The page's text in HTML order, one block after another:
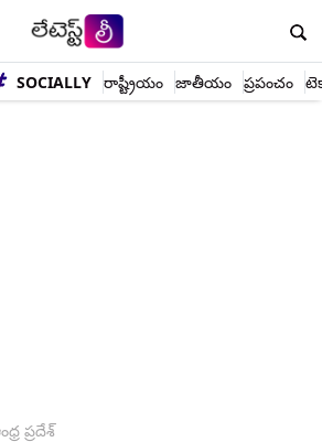
SOCIALLY రాష్ట్రీయం జాతీయం ప్రపంచం
ప్రదేశ్